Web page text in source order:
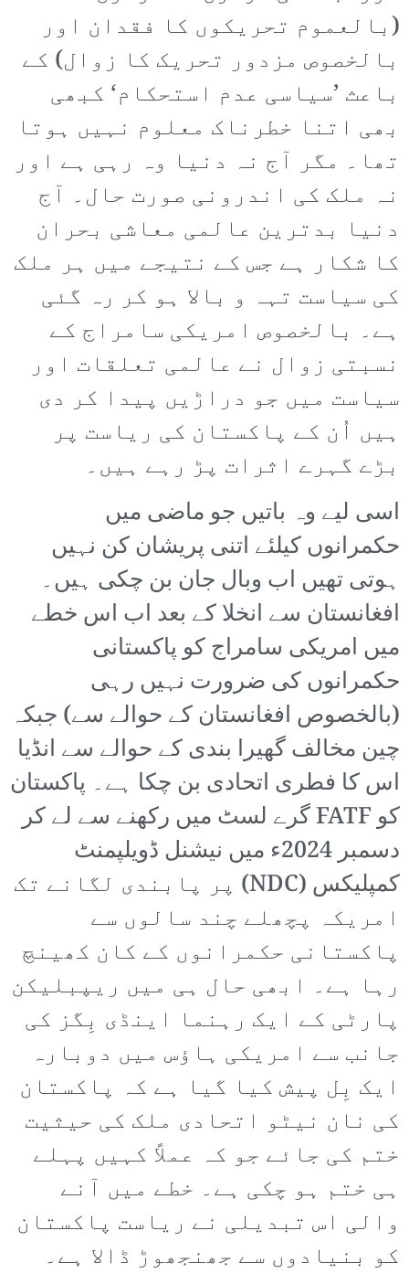
(بالعموم تحریکوں کا فقدان اور
بالخصوص مزدور تحریک کا زوال) کے
باعث ’سیاسی عدم استحکام‘ کبھی
بھی اتنا خطرناک معلوم نہیں ہوتا
تھا۔ مگر آج نہ دنیا وہ رہی ہے اور
نہ ملک کی اندرونی صورت حال۔ آج
دنیا بدترین عالمی معاشی بحران
کا شکار ہے جس کے نتیجے میں ہر ملک
کی سیاست تہہ و بالا ہو کر رہ گئی
ہے۔ بالخصوص امریکی سامراج کے
نسبتی زوال نے عالمی تعلقات اور
سیاست میں جو دراڑیں پیدا کر دی
ہیں اُن کے پاکستان کی ریاست پر
بڑے گہرے اثرات پڑ رہے ہیں۔
اسی لیے وہ باتیں جو ماضی میں
حکمرانوں کیلئے اتنی پریشان کن نہیں
ہوتی تھیں اب وبال جان بن چکی ہیں۔
افغانستان سے انخلا کے بعد اب اس خطے
میں امریکی سامراج کو پاکستانی
حکمرانوں کی ضرورت نہیں رہی
(بالخصوص افغانستان کے حوالے سے) جبکہ
چین مخالف گھیرا بندی کے حوالے سے انڈیا
اس کا فطری اتحادی بن چکا ہے۔ پاکستان
کو FATF گرے لسٹ میں رکھنے سے لے کر
دسمبر 2024ء میں نیشنل ڈویلپمنٹ
کمپلیکس (NDC) پر پابندی لگانے تک
امریکہ پچھلے چند سالوں سے
پاکستانی حکمرانوں کے کان کھینچ
رہا ہے۔ ابھی حال ہی میں ریپبلیکن
پارٹی کے ایک رہنما اینڈی بِگز کی
جانب سے امریکی ہاؤس میں دوبارہ
ایک بِل پیش کیا گیا ہے کہ پاکستان
کی نان نیٹو اتحادی ملک کی حیثیت
ختم کی جائے جو کہ عملاً کہیں پہلے
ہی ختم ہو چکی ہے۔ خطے میں آنے
والی اس تبدیلی نے ریاست پاکستان
کو بنیادوں سے جھنجھوڑ ڈالا ہے۔